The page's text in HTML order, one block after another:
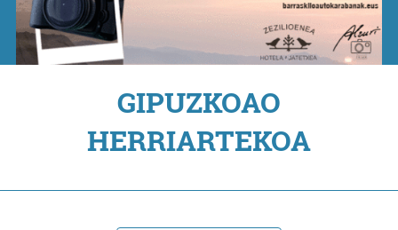
GIPUZKOAO
HERRIARTEKOA